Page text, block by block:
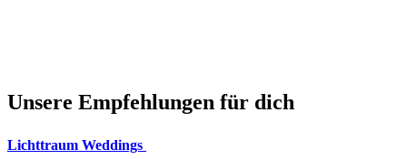
Unsere Empfehlungen für dich
Lichttraum Weddings